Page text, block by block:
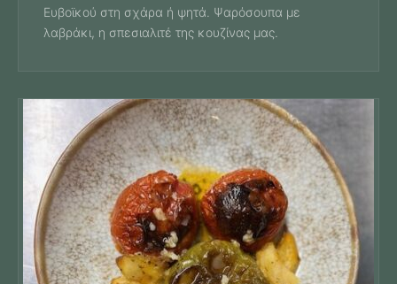
Ευβοϊκού στη σχάρα ή ψητά. Ψαρόσουπα με
λαβράκι, η σπεσιαλιτέ της κουζίνας μας.